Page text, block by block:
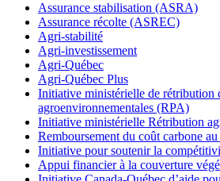
Assurance stabilisation (ASRA)
Assurance récolte (ASREC)
Agri-stabilité
Agri-investissement
Agri-Québec
Agri-Québec Plus
Initiative ministérielle de rétribution
agroenvironnementales (RPA)
Initiative ministérielle Rétribution
Remboursement du coût carbone
Initiative pour soutenir la
Appui financier à la couverture